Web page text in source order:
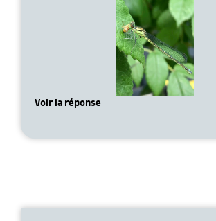
Voir la réponse